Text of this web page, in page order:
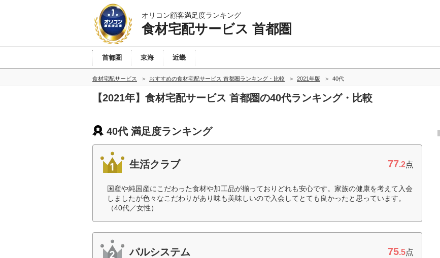
オリコン顧客満足度ランキング
食材宅配サービス 首都圏
首都圏 東海 近畿
食材宅配サービス おすすめの食材宅配サービス 首都圏ランキング・比較 2021年版 40代
【2021年】食材宅配サービス 首都圏の40代ランキング・比較
40代 満足度ランキング
生活クラブ 77.2点
国産や純国産にこだわった食材や加工品が揃っておりどれも安心です。家族の健康を考えて入会
しましたが色々なこだわりがあり味も美味しいので入会してとても良かったと思っています。
（40代／女性）
パルシステム 75.5点